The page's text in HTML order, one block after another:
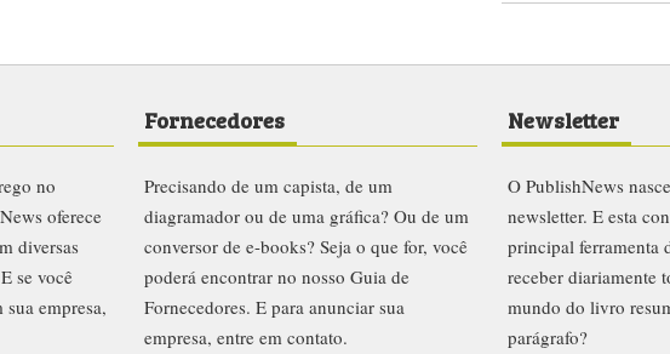
no
oferece
diversas
se você
empresa,
Fornecedores
Precisando de um capista, de um
diagramador ou de uma gráfica? Ou de um
conversor de e-books? Seja o que for, você
poderá encontrar no nosso Guia de
Fornecedores. E para anunciar sua
empresa, entre em contato.
Newsletter
O PublishNews
newsletter. E esta
principal ferramenta
receber diariamente
mundo do livro
parágrafo?